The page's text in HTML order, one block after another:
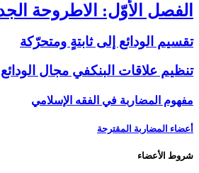
الفصل الأوّل: الاطروحة
تقسيم الودائع إلى ثابتةٍ ومتحرّكة
تنظيم علاقات البنك‏في مجال الودائع
مفهوم المضاربة في الفقه الإسلامي
أعضاء المضاربة المقترحة
شروط الأعضاء